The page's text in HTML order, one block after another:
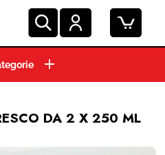
DA 2 X 250 ML